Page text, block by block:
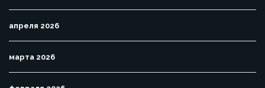
апреля 2026
марта 2026